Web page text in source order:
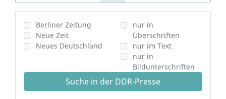
Berliner Zeitung
Neue Zeit
Neues Deutschland
nur in
Überschriften
nur im Text
nur in
Bildunterschriften
Suche in der DDR-Presse